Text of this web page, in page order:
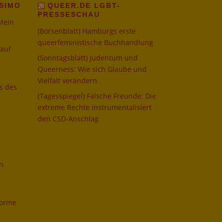
des
QUEER.DE LGBT-
PRESSESCHAU
(Börsenblatt) Hamburgs erste
queerfeministische Buchhandlung
(Sonntagsblatt) Judentum und
Queerness: Wie sich Glaube und
Vielfalt verändern
(Tagesspiegel) Falsche Freunde: Die
extreme Rechte instrumentalisiert
den CSD-Anschlag